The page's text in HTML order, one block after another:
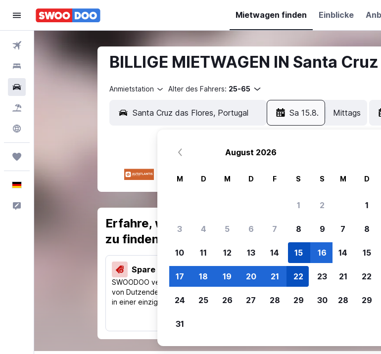
Mietwagen finden Einblicke
BILLIGE MIETWAGEN IN Santa
Anmietstation Alter des Fahrers: 25-65
Sa 15.8. Mittags
Erfahre, warum unsere Reisenden sich für
zu finden.
Spare 40 % und mehr
SWOODOO vergleicht Preise
von Dutzenden Reise-Websites
in einer einzigen Suche.
Lass dich benachrichtigen,
um kein tolles Angebot zu
August 2026
M D M D F S S
1 2
3 4 5 6 7 8 9
10 11 12 13 14 15 16
17 18 19 20 21 22 23
24 25 26 27 28 29 30
31
M D
1
7 8
14 15
21 22
28 29